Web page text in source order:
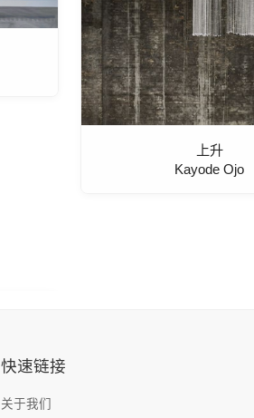
上升
Kayode Ojo
快速链接
关于我们